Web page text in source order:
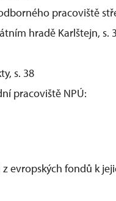
pracoviště
hradě Karlštejn, s.
s. 38
pracoviště NPÚ:
evropských fondů k